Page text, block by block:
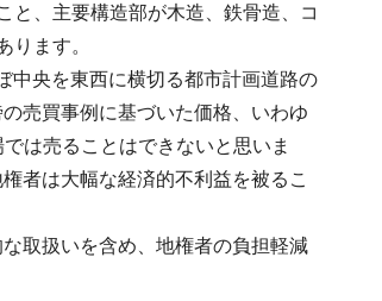
と、主要構造部が木造、鉄骨造、コ
ります。
中央を東西に横切る都市計画道路の
売買事例に基づいた価格、いわゆ
は売ることはできないと思いま
者は大幅な経済的不利益を被るこ
取扱いを含め、地権者の負担軽減